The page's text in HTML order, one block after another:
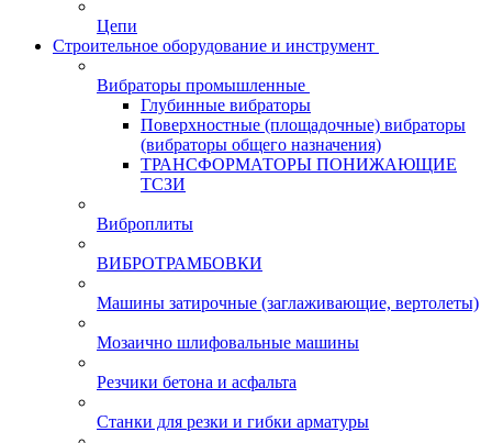
Цепи
Строительное оборудование и инструмент
Вибраторы промышленные
Глубинные вибраторы
Поверхностные (площадочные) вибраторы
(вибраторы общего назначения)
ТРАНСФОРМАТОРЫ ПОНИЖАЮЩИЕ
ТСЗИ
Виброплиты
ВИБРОТРАМБОВКИ
Машины затирочные (заглаживающие, вертолеты)
Мозаично шлифовальные машины
Резчики бетона и асфальта
Станки для резки и гибки арматуры